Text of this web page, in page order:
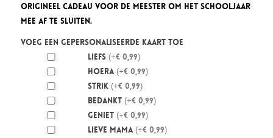
origineel cadeau voor de meester om het schooljaar
mee af te sluiten.
Voeg een gepersonaliseerde kaart toe
Liefs (+€ 0,99)
Hoera (+€ 0,99)
Strik (+€ 0,99)
Bedankt (+€ 0,99)
Geniet (+€ 0,99)
Lieve mama (+€ 0,99)